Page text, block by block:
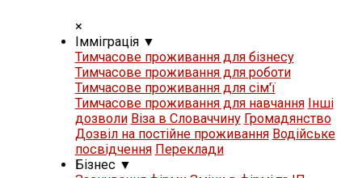
×
Iммiграцiя ▼
Тимчасове проживання для бізнесу
Тимчасове проживання для роботи
Тимчасове проживання для сім'ї
Тимчасове проживання для навчання Iнші
дозволи Віза в Словаччину Громадянство
Дозвіл на постійне проживання Водійське
посвідчення Переклади
Бізнес ▼